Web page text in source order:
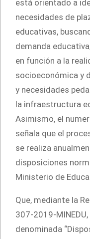
está orientado a
necesidades de
educativas,
demanda
en función a la
socioeconómica y
y necesidades
la infraestructura
Asimismo, el
señala que el
se realiza
disposiciones
Ministerio de
Que, mediante la
307-2019-
denominada